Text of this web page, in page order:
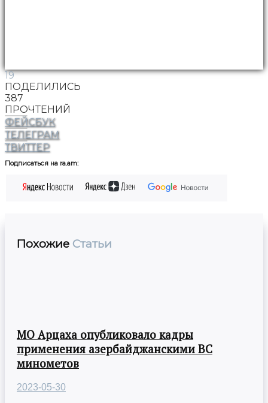
19
ПОДЕЛИЛИСЬ
387
ПРОЧТЕНИЙ
ФЕЙСБУК
ТЕЛЕГРАМ
ТВИТТЕР
Подписаться на ra.am:
Похожие Статьи
МО Арцаха опубликовало кадры
применения азербайджанскими ВС
минометов
2023-05-30